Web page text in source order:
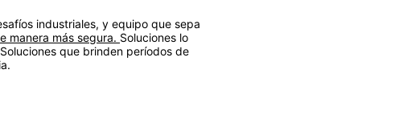
industriales, y equipo que sepa
manera más segura. Soluciones lo
que brinden períodos de